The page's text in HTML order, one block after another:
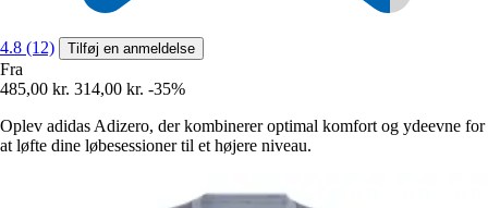
4.8 (12) Tilføj en anmeldelse
Fra
485,00 kr. 314,00 kr. -35%
Oplev adidas Adizero, der kombinerer optimal komfort og ydeevne for
at løfte dine løbesessioner til et højere niveau.